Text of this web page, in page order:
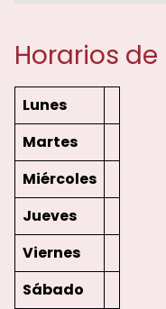
Horarios de
Lunes
Martes
Miércoles
Jueves
Viernes
Sábado